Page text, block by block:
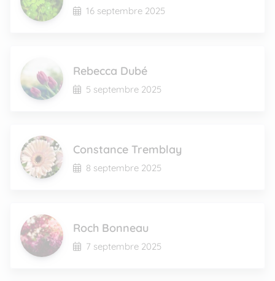
16 septembre 2025
Rebecca Dubé
5 septembre 2025
Constance Tremblay
8 septembre 2025
Roch Bonneau
7 septembre 2025